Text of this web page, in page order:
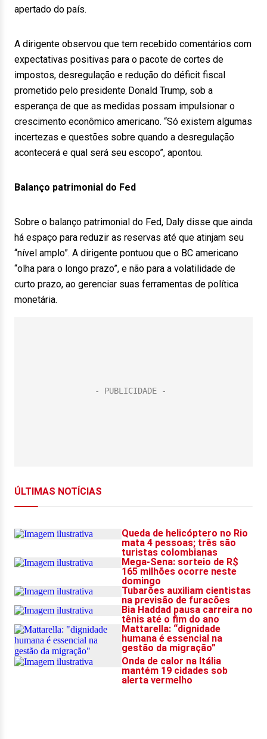
apertado do país.
A dirigente observou que tem recebido comentários com
expectativas positivas para o pacote de cortes de
impostos, desregulação e redução do déficit fiscal
prometido pelo presidente Donald Trump, sob a
esperança de que as medidas possam impulsionar o
crescimento econômico americano. “Só existem algumas
incertezas e questões sobre quando a desregulação
acontecerá e qual será seu escopo”, apontou.
Balanço patrimonial do Fed
Sobre o balanço patrimonial do Fed, Daly disse que ainda
há espaço para reduzir as reservas até que atinjam seu
“nível amplo”. A dirigente pontuou que o BC americano
“olha para o longo prazo”, e não para a volatilidade de
curto prazo, ao gerenciar suas ferramentas de política
monetária.